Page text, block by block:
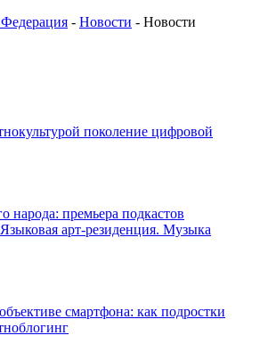
- Новости - Новости
поколение цифровой
народа: премьера подкастов
арт-резиденция. Музыка
смартфона: как подростки